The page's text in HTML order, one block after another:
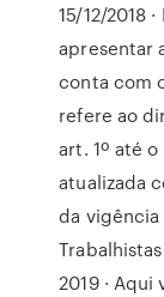
15/12/2018
apresentar
conta com
refere ao
art. 1º até
atualizada
da vigência
2019 ·